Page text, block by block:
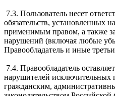
7.3. Пользователь несет
обязательств, установленных
применимым правом, а также
нарушений (включая любые
Правообладатель и иные
7.4. Правообладатель
нарушителей исключительных
гражданским,